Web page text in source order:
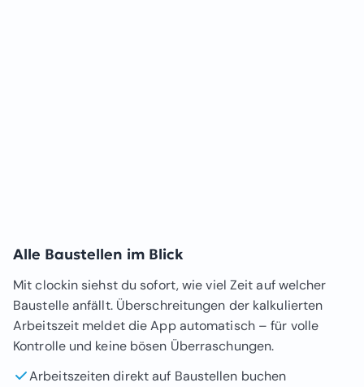
Alle Baustellen im Blick
Mit clockin siehst du sofort, wie viel Zeit auf welcher
Baustelle anfällt. Überschreitungen der kalkulierten
Arbeitszeit meldet die App automatisch – für volle
Kontrolle und keine bösen Überraschungen.
Arbeitszeiten direkt auf Baustellen buchen